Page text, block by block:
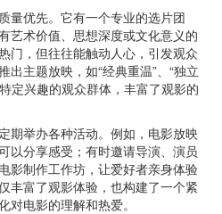
量优先。它有一个专业的选片团
艺术价值、思想深度或文化意义的
门，但往往能触动人心，引发观众
出主题放映，如“经典重温”、“独立
定兴趣的观众群体，丰富了观影的
期举办各种活动。例如，电影放映
以分享感受；有时邀请导演、演员
影制作工作坊，让爱好者亲身体验
丰富了观影体验，也构建了一个紧
对电影的理解和热爱。